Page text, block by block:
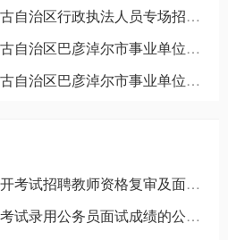
巴彦淖尔市生态环境局所属事业单位第二批拟聘用人员公示的公告
开招聘1+N补充招聘临河区所属事业单位拟聘用人员公示的公告
位公开招聘临河区所属事业单位第四批拟聘用人员公示的公告
聘教师资格复审及面试等事项的公告
公务员面试成绩的公示（4月14日）